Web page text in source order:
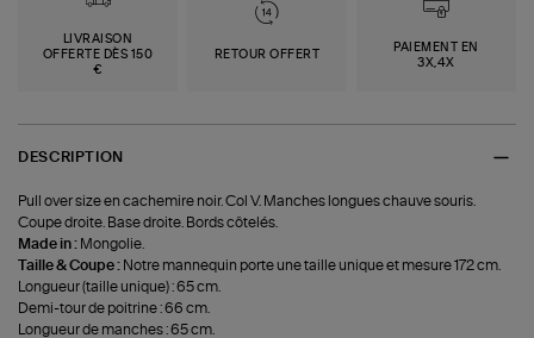
LIVRAISON
OFFERTE DÈS 150
€
RETOUR OFFERT
PAIEMENT EN
3X,4X
DESCRIPTION
Pull over size en cachemire noir. Col V. Manches longues chauve souris.
Coupe droite. Base droite. Bords côtelés.
Made in : Mongolie.
Taille & Coupe : Notre mannequin porte une taille unique et mesure 172 cm.
Longueur (taille unique) : 65 cm.
Demi-tour de poitrine : 66 cm.
Longueur de manches : 65 cm.